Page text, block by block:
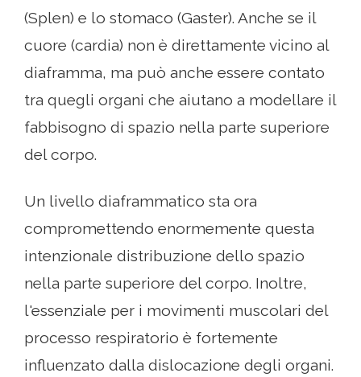
(Splen) e lo stomaco (Gaster). Anche se il
cuore (cardia) non è direttamente vicino al
diaframma, ma può anche essere contato
tra quegli organi che aiutano a modellare il
fabbisogno di spazio nella parte superiore
del corpo.
Un livello diaframmatico sta ora
compromettendo enormemente questa
intenzionale distribuzione dello spazio
nella parte superiore del corpo. Inoltre,
l'essenziale per i movimenti muscolari del
processo respiratorio è fortemente
influenzato dalla dislocazione degli organi.